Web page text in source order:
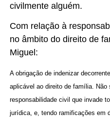
civilmente alguém.
Com relação à
no âmbito do direito de
Miguel:
A obrigação de indenizar
aplicável ao direito de família. Não
responsabilidade civil que invade
jurídica, e, tendo ramificações em